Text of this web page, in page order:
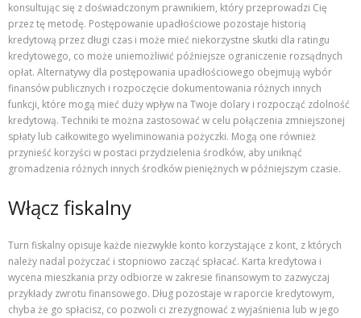
konsultując się z doświadczonym prawnikiem, który przeprowadzi Cię
przez tę metodę. Postępowanie upadłościowe pozostaje historią
kredytową przez długi czas i może mieć niekorzystne skutki dla ratingu
kredytowego, co może uniemożliwić późniejsze ograniczenie rozsądnych
opłat. Alternatywy dla postępowania upadłościowego obejmują wybór
finansów publicznych i rozpoczęcie dokumentowania różnych innych
funkcji, które mogą mieć duży wpływ na Twoje dolary i rozpocząć zdolność
kredytową. Techniki te można zastosować w celu połączenia zmniejszonej
spłaty lub całkowitego wyeliminowania pożyczki. Mogą one również
przynieść korzyści w postaci przydzielenia środków, aby uniknąć
gromadzenia różnych innych środków pieniężnych w późniejszym czasie.
Włącz fiskalny
Turn fiskalny opisuje każde niezwykłe konto korzystające z kont, z których
należy nadal pożyczać i stopniowo zacząć spłacać. Karta kredytowa i
wycena mieszkania przy odbiorze w zakresie finansowym to zazwyczaj
przykłady zwrotu finansowego. Dług pozostaje w raporcie kredytowym,
chyba że go spłacisz, co pozwoli ci zrezygnować z wyjaśnienia lub w jego